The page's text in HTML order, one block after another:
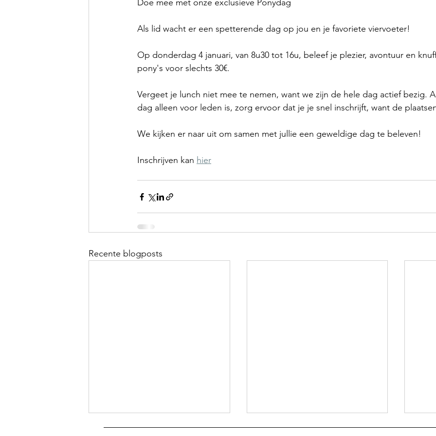
Doe mee met onze exclusieve Ponydag
Als lid wacht er een spetterende dag op jou en je favoriete viervoeter!
Op donderdag 4 januari, van 8u30 tot 16u, beleef je plezier, avontuur en
pony's voor slechts 30€.
Vergeet je lunch niet mee te nemen, want we zijn de hele dag actief bezig.
dag alleen voor leden is, zorg ervoor dat je je snel inschrijft, want de
We kijken er naar uit om samen met jullie een geweldige dag te beleven!
Inschrijven kan hier
Recente blogposts